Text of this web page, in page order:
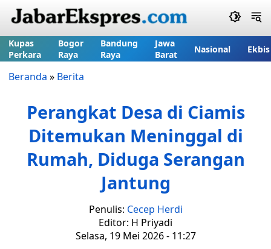
Kupas
Perkara
Bogor
Raya
Bandung
Raya
Jawa
Barat
Nasional Ekbis
Beranda » Berita
Perangkat Desa di Ciamis
Ditemukan Meninggal di
Rumah, Diduga Serangan
Jantung
Penulis: Cecep Herdi
Editor: H Priyadi
Selasa, 19 Mei 2026 - 11:27